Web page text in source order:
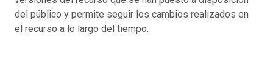
del público y permite seguir los cambios realizados en
el recurso a lo largo del tiempo.